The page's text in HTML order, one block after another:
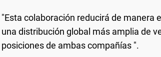
"Esta colaboración reducirá de manera
una distribución global más amplia de
posiciones de ambas compañías ".